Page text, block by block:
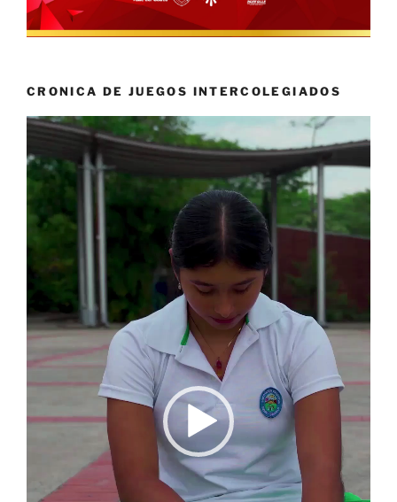
CRONICA DE JUEGOS INTERCOLEGIADOS
Reproductor
vídeo